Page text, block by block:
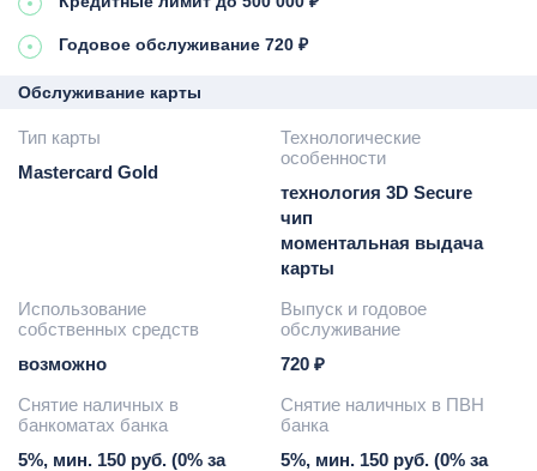
Годовое обслуживание 720 ₽
Обслуживание карты
Тип карты
Mastercard Gold
Технологические
особенности
технология 3D Secure
чип
моментальная выдача
карты
Использование
собственных средств
возможно
Выпуск и годовое
обслуживание
720 ₽
Снятие наличных в
банкоматах банка
5%, мин. 150 руб. (0% за
Снятие наличных в ПВН
банка
5%, мин. 150 руб. (0% за